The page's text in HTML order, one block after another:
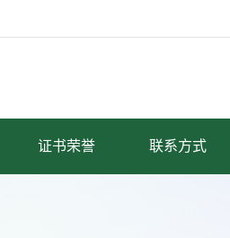
证书荣誉 联系方式